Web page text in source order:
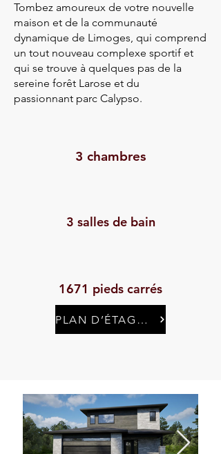
Tombez amoureux de votre nouvelle
maison et de la communauté
dynamique de Limoges, qui comprend
un tout nouveau complexe sportif et
qui se trouve à quelques pas de la
sereine forêt Larose et du
passionnant parc Calypso.
3 chambres
3 salles de bain
1671 pieds carrés
PLAN D’ÉTAGE ET SPÉCIFICATIONS